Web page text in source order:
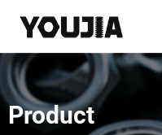
Product